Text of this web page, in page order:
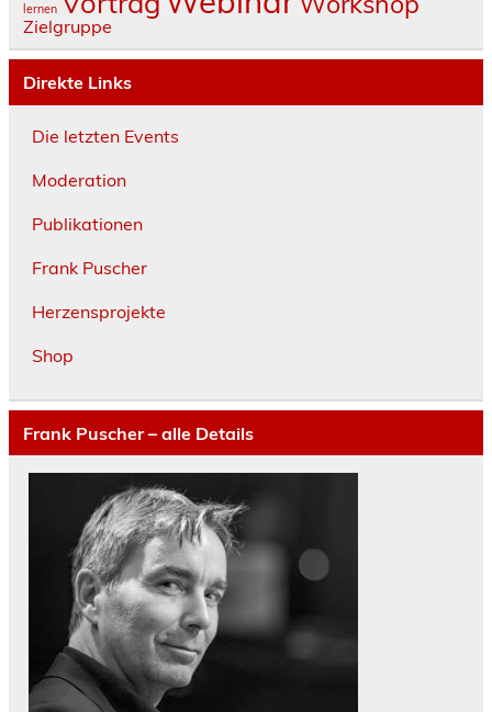
lernen
Zielgruppe
Direkte Links
Die letzten Events
Moderation
Publikationen
Frank Puscher
Herzensprojekte
Shop
Frank Puscher – alle Details